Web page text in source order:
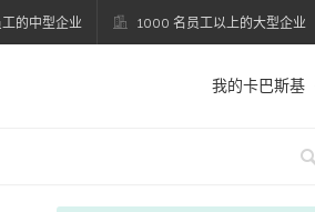
的中型企业 1000 名员工以上的大型企业
我的卡巴斯基